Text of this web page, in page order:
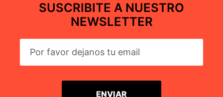
SUSCRIBITE A NUESTRO
NEWSLETTER